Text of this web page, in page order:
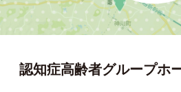
認知症高齢者グループホ